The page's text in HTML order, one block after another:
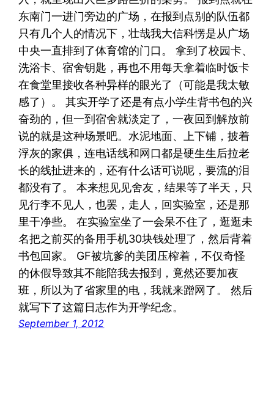
东南门一进门旁边的广场，在报到点别的队伍都
只有几个人的情况下，壮哉我大信科愣是从广场
中央一直排到了体育馆的门口。 拿到了校园卡、
洗浴卡、宿舍钥匙，再也不用每天拿着临时饭卡
在食堂里接收各种异样的眼光了（可能是我太敏
感了）。 其实开学了还是有点小学生背书包的兴
奋劲的，但一到宿舍就淡定了，一夜回到解放前
说的就是这种场景吧。水泥地面、上下铺，披着
浮灰的家俱，连电话线和网口都是硬生生后拉老
长的线扯进来的，还有什么话可说呢，要流的泪
都没有了。 本来想见见舍友，结果等了半天，只
见行李不见人，也罢，走人，回实验室，还是那
里干净些。 在实验室坐了一会呆不住了，逛逛未
名把之前买的备用手机30块钱处理了，然后背着
书包回家。 GF被坑爹的美团压榨着，不仅奇怪
的休假导致其不能陪我去报到，竟然还要加夜
班，所以为了省家里的电，我就来蹭网了。 然后
就写下了这篇日志作为开学纪念。
September 1, 2012